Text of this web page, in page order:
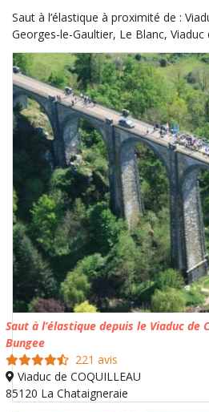
Saut à l’élastique à proximité de :
Georges-le-Gaultier, Le Blanc, Viaduc
Saut à l’élastique depuis le Viaduc de
Bungee
221 avis
Viaduc de COQUILLEAU
85120 La Chataigneraie